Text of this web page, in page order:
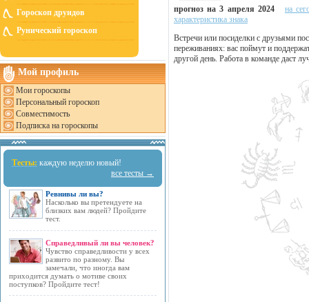
Гороскоп друидов
Рунический гороскоп
Мой профиль
Мои гороскопы
Персональный гороскоп
Совместимость
Подписка на гороскопы
Тесты: каждую неделю новый!
все тесты →
Ревнивы ли вы?
Насколько вы претендуете на
близких вам людей? Пройдите
тест.
Справедливый ли вы человек?
Чувство справедливости у всех
развито по разному. Вы
замечали, что иногда вам
приходится думать о мотиве своих
поступков? Пройдите тест!
прогноз на 3 апреля 2024
на
характеристика знака
Встречи или посиделки с друзьями
переживаниях: вас поймут и
другой день. Работа в команде даст